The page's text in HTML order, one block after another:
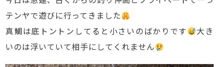
テンヤで遊びに行ってきました
真鯛は底トントンしてると小さいのばかりです
大き
いのは浮いていて相手にしてくれません